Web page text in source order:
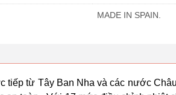
MADE IN SPAIN.
tiếp từ Tây Ban Nha và các nước